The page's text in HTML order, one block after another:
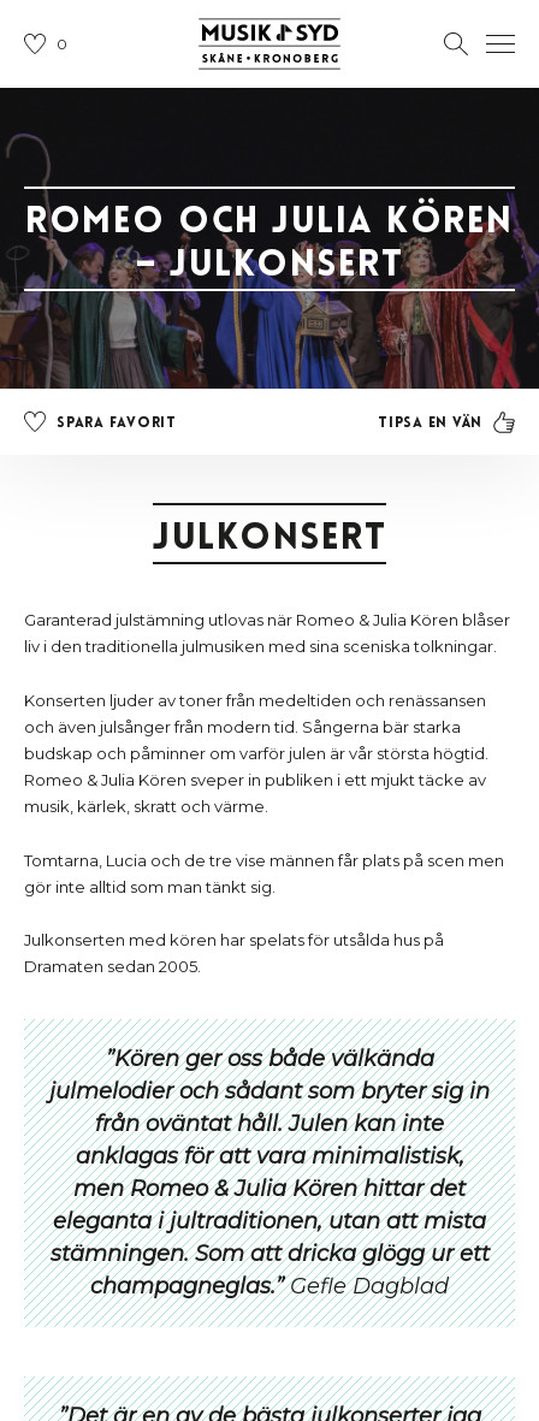
0
Romeo och Julia Kören
– Julkonsert
Spara favorit Tipsa en vän
Julkonsert
Garanterad julstämning utlovas när Romeo & Julia Kören blåser
liv i den traditionella julmusiken med sina sceniska tolkningar.
Konserten ljuder av toner från medeltiden och renässansen
och även julsånger från modern tid. Sångerna bär starka
budskap och påminner om varför julen är vår största högtid.
Romeo & Julia Kören sveper in publiken i ett mjukt täcke av
musik, kärlek, skratt och värme.
Tomtarna, Lucia och de tre vise männen får plats på scen men
gör inte alltid som man tänkt sig.
Julkonserten med kören har spelats för utsålda hus på
Dramaten sedan 2005.
”Kören ger oss både välkända
julmelodier och sådant som bryter sig in
från oväntat håll. Julen kan inte
anklagas för att vara minimalistisk,
men Romeo & Julia Kören hittar det
eleganta i jultraditionen, utan att mista
stämningen. Som att dricka glögg ur ett
champagneglas.”Gefle Dagblad
”Det är en av de bästa julkonserter jag